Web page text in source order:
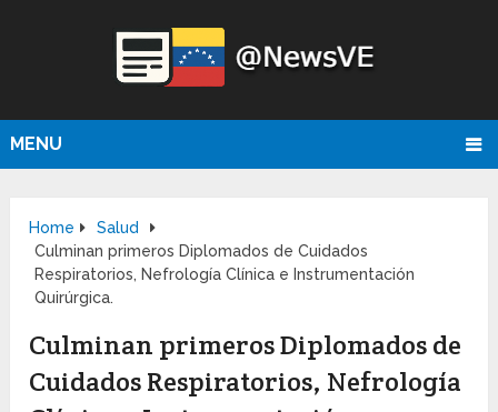
MENU
Home
Salud
Culminan primeros Diplomados de Cuidados
Respiratorios, Nefrología Clínica e Instrumentación
Quirúrgica.
Culminan primeros Diplomados de
Cuidados Respiratorios, Nefrología